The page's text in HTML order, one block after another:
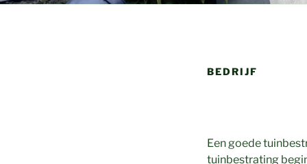
BEDRIJF
Een goede
tuinbestrating